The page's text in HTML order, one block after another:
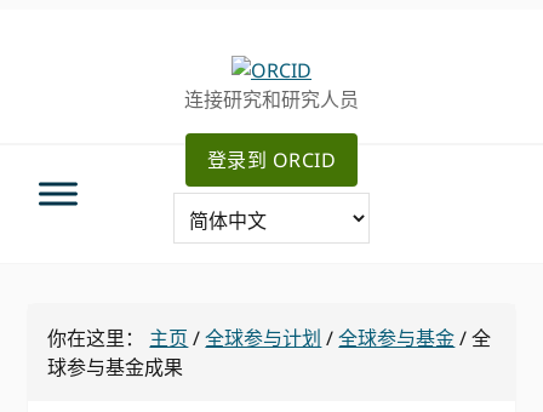
连接研究和研究人员
登录到 ORCID
你在这里： 主页 /全球参与计划 /全球参与基金/全
球参与基金成果